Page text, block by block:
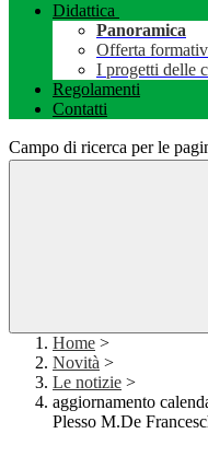
Didattica
Panoramica
Offerta
I progetti delle
Regolamenti
Contatti
Campo di ricerca per le
Home >
Novità >
Le notizie >
aggiornamento
Plesso M.De